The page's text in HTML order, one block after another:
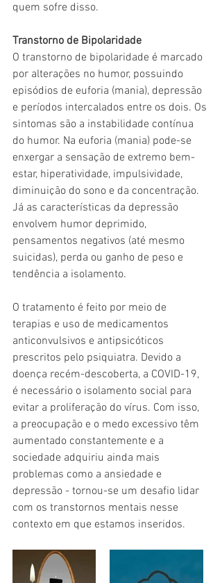
quem sofre disso.
Transtorno de Bipolaridade
O transtorno de bipolaridade é marcado
por alterações no humor, possuindo
episódios de euforia (mania), depressão
e períodos intercalados entre os dois. Os
sintomas são a instabilidade contínua
do humor. Na euforia (mania) pode-se
enxergar a sensação de extremo bem-
estar, hiperatividade, impulsividade,
diminuição do sono e da concentração.
Já as características da depressão
envolvem humor deprimido,
pensamentos negativos (até mesmo
suicidas), perda ou ganho de peso e
tendência a isolamento.
O tratamento é feito por meio de
terapias e uso de medicamentos
anticonvulsivos e antipsicóticos
prescritos pelo psiquiatra. Devido a
doença recém-descoberta, a COVID-19,
é necessário o isolamento social para
evitar a proliferação do vírus. Com isso,
a preocupação e o medo excessivo têm
aumentado constantemente e a
sociedade adquiriu ainda mais
problemas como a ansiedade e
depressão - tornou-se um desafio lidar
com os transtornos mentais nesse
contexto em que estamos inseridos.